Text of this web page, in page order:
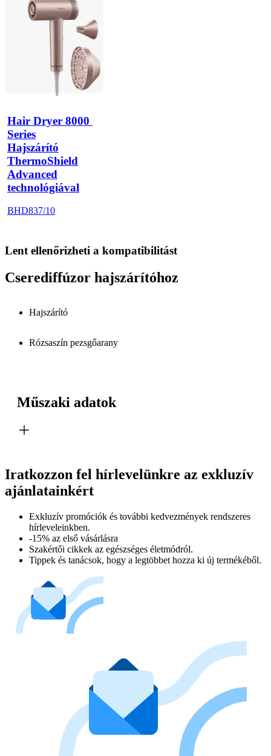
Hair Dryer 8000
Series
Hajszárító
ThermoShield
Advanced
technológiával
BHD837/10
Lent ellenőrizheti a kompatibilitást
Cserediffúzor hajszárítóhoz
Hajszárító
Rózsaszín pezsgőarany
Műszaki adatok
Iratkozzon fel hírlevelünkre az exkluzív
ajánlatainkért​
Exkluzív promóciók és további kedvezmények rendszeres
hírleveleinkben.
-15% az első vásárlásra
Szakértői cikkek az egészséges életmódról.
Tippek és tanácsok, hogy a legtöbbet hozza ki új termékéből.